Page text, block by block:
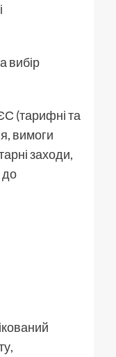
вибір
(тарифні та
вимоги
заходи,
до